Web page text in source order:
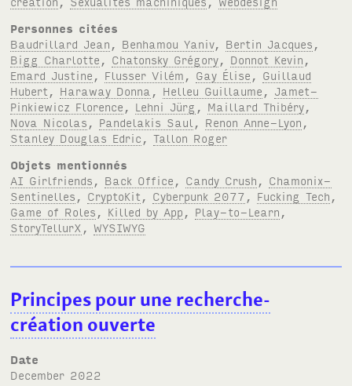
Personnes citées
Baudrillard Jean
Benhamou Yaniv, Bertin Jacques
Bigg Charlotte
Chatonsky Grégory Donnot Kevin
Emard Justine
Flusser Vilém Gay Élise
Guillaud
Hubert
Haraway Donna Helleu Guillaume
Jamet-
Pinkiewicz Florence
Lehni Jürg Maillard Thibéry
Nova Nicolas
Pandelakis Saul Renon Anne-Lyon
Stanley Douglas Edric ,Tallon Roger
Objets mentionnés
AI Girlfriends
Back Office Candy Crush
Chamonix-
Sentinelles
CryptoKit Cyberpunk 2077 Fucking Tech
Game of Roles
Killed by App Play-to-Learn
StoryTellurX ,WYSIWYG
Principes pour une recherche-
création ouverte
Date
December 2022